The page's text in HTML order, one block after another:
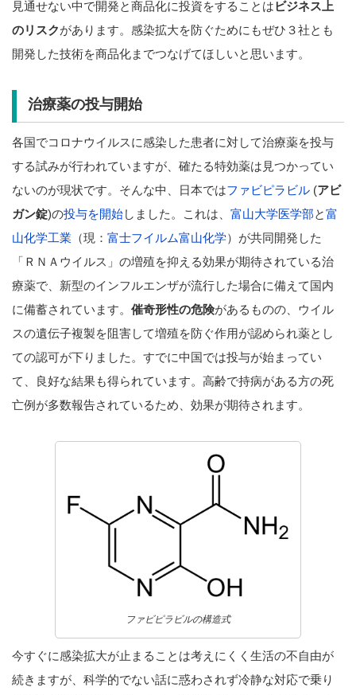
見通せない中で開発と商品化に投資をすることはビジネス上
のリスクがあります。感染拡大を防ぐためにもぜひ３社とも
開発した技術を商品化までつなげてほしいと思います。
治療薬の投与開始
各国でコロナウイルスに感染した患者に対して治療薬を投与
する試みが行われていますが、確たる特効薬は見つかってい
ないのが現状です。そんな中、日本ではファビピラビル (アビ
ガン錠)の投与を開始しました。これは、 富山大学医学部と富
山化学工業 （現： 富士フイルム富山化学）が共同開発した
「ＲＮＡウイルス」の増殖を抑える効果が期待されている治
療薬で、新型のインフルエンザが流行した場合に備えて国内
に備蓄されています。 催奇形性の危険があるものの、ウイル
スの遺伝子複製を阻害して増殖を防ぐ作用が認められ薬とし
ての認可が下りました。すでに中国では投与が始まってい
て、良好な結果も得られています。高齢で持病がある方の死
亡例が多数報告されているため、効果が期待されます。
ファビピラビルの構造式
今すぐに感染拡大が止まることは考えにくく生活の不自由が
続きますが、科学的でない話に惑わされず冷静な対応で乗り